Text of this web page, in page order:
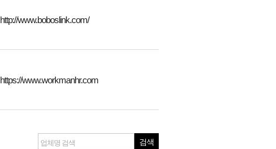
http://www.boboslink.com/
https://www.workmanhr.com